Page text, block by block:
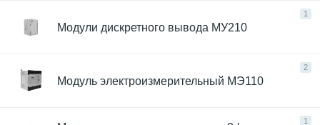
1
Модули дискретного вывода МУ210
2
Модуль электроизмерительный МЭ110
1